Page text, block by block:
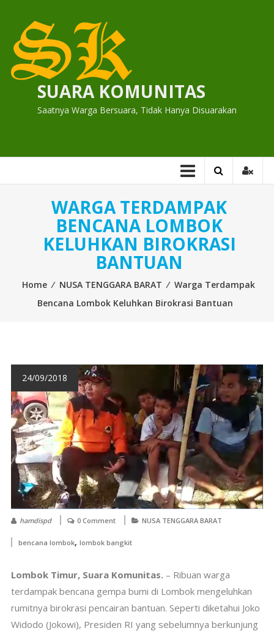
content
SUARA KOMUNITAS
Saatnya Warga Bersuara, Tidak Hanya Disuarakan
WARGA TERDAMPAK
BENCANA LOMBOK
KELUHKAN BIROKRASI
BANTUAN
Home ⁄ NUSA TENGGARA BARAT ⁄ Warga Terdampak
Bencana Lombok Keluhkan Birokrasi Bantuan
24/09/2018
hamdispd 0 Comment NUSA TENGGARA BARAT
bencana lombok, lombok bangkit
Lombok Timur, Suara Komunitas. – Ribuan warga
terdampak bencana gempa bumi di Lombok mengeluhkan
rumitnya birokrasi pencairan bantuan. Seperti diketahui Joko
Widodo (Jokowi), Presiden RI yang sebelumnya berkunjung